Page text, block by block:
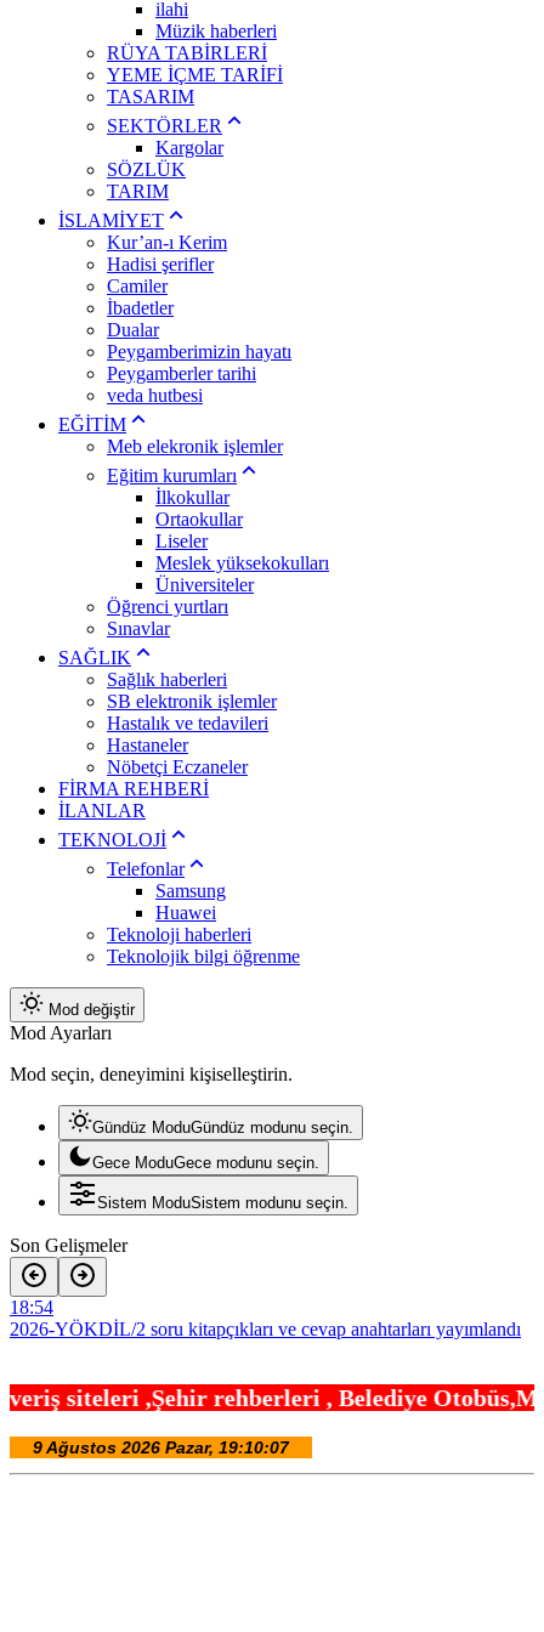
ilahi
Müzik haberleri
RÜYA TABİRLERİ
YEME İÇME TARİFİ
TASARIM
SEKTÖRLER
Kargolar
SÖZLÜK
TARIM
İSLAMİYET
Kur’an-ı Kerim
Hadisi şerifler
Camiler
İbadetler
Dualar
Peygamberimizin hayatı
Peygamberler tarihi
veda hutbesi
EĞİTİM
Meb elekronik işlemler
Eğitim kurumları
İlkokullar
Ortaokullar
Liseler
Meslek yüksekokulları
Üniversiteler
Öğrenci yurtları
Sınavlar
SAĞLIK
Sağlık haberleri
SB elektronik işlemler
Hastalık ve tedavileri
Hastaneler
Nöbetçi Eczaneler
FİRMA REHBERİ
İLANLAR
TEKNOLOJİ
Telefonlar
Samsung
Huawei
Teknoloji haberleri
Teknolojik bilgi öğrenme
Mod değiştir
Mod Ayarları
Mod seçin, deneyimini kişiselleştirin.
Gündüz ModuGündüz modunu seçin.
Gece ModuGece modunu seçin.
Sistem ModuSistem modunu seçin.
Son Gelişmeler
18:54
2026-YÖKDİL/2 soru kitapçıkları ve cevap anahtarları yayımlandı
Bursa İznik ‘MobilFest’in üçüncü durağı oldu
18:42
Havacılıkta Türkiye farkı… Havalimanlarında 7 ayda 138,7 milyon
yolcu
,Şehir rehberleri , Belediye